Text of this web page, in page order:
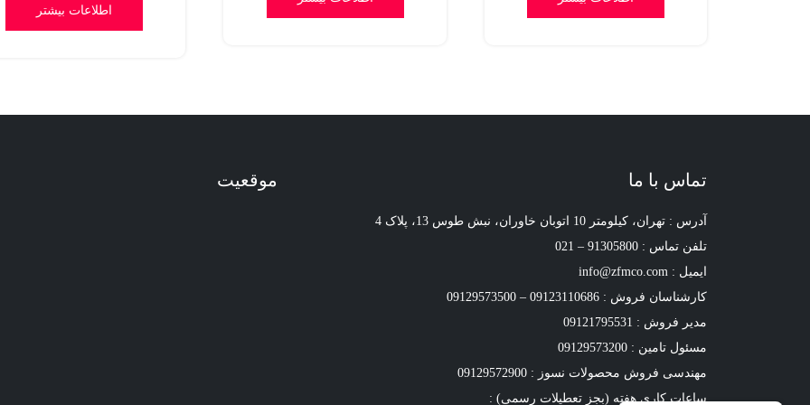
از
اطلاعات بیشتر
تماس با ما
آدرس : تهران، کیلومتر 10 اتوبان خاوران، نبش طوس 13، پلاک 4
تلفن تماس : 91305800 – 021
ایمیل : info@zfmco.com
کارشناسان فروش : 09123110686 – 09129573500
مدیر فروش : 09121795531
مسئول تامین : 09129573200
مهندسی فروش محصولات نسوز : 09129572900
ساعات کاری هفته (بجز تعطیلات رسمی) :
موقعیت